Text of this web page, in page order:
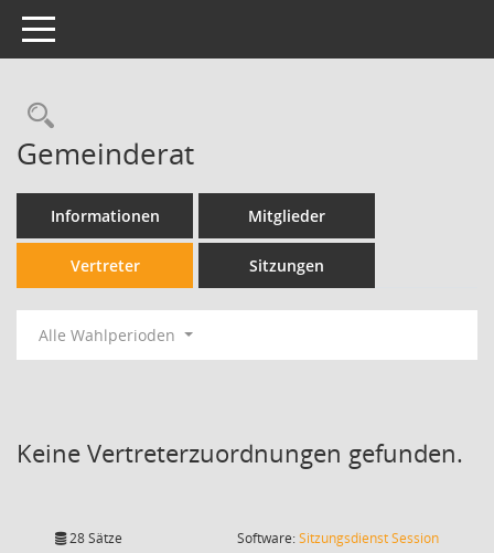
Toggle navigation
Gemeinderat
Informationen Mitglieder
Vertreter Sitzungen
Alle Wahlperioden
Keine Vertreterzuordnungen gefunden.
28 Sätze Software:SitzungsdienstSession(Wird in